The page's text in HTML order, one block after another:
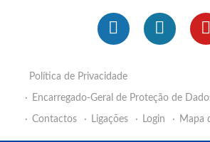
Política de Privacidade
Encarregado-Geral de Proteção de
Contactos
Ligações Login Mapa